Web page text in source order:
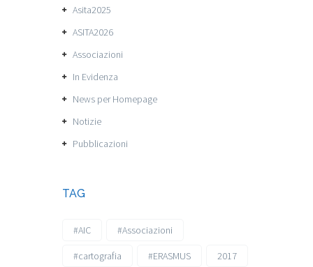
Asita2025
ASITA2026
Associazioni
In Evidenza
News per Homepage
Notizie
Pubblicazioni
TAG
#AIC #Associazioni
#cartografia #ERASMUS 2017